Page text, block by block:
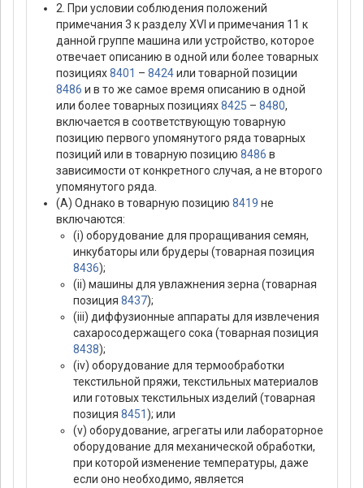
2. При условии соблюдения положений
примечания 3 к разделу XVI и примечания 11 к
данной группе машина или устройство, которое
отвечает описанию в одной или более товарных
позициях8401 – 8424или товарной позиции
8486 и в то же самое время описанию в одной
или более товарных позициях8425 – 8480,
включается в соответствующую товарную
позицию первого упомянутого ряда товарных
позиций или в товарную позицию 8486 в
зависимости от конкретного случая, а не второго
упомянутого ряда.
(А) Однако в товарную позицию 8419 не
включаются:
(i) оборудование для проращивания семян,
инкубаторы или брудеры (товарная позиция
8436);
(ii) машины для увлажнения зерна (товарная
позиция 8437);
(iii) диффузионные аппараты для извлечения
сахаросодержащего сока (товарная позиция
8438);
(iv) оборудование для термообработки
текстильной пряжи, текстильных материалов
или готовых текстильных изделий (товарная
позиция 8451); или
(v) оборудование, агрегаты или лабораторное
оборудование для механической обработки,
при которой изменение температуры, даже
если оно необходимо, является